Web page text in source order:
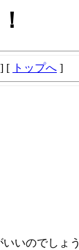
] [ トップへ ]
いのでしょ